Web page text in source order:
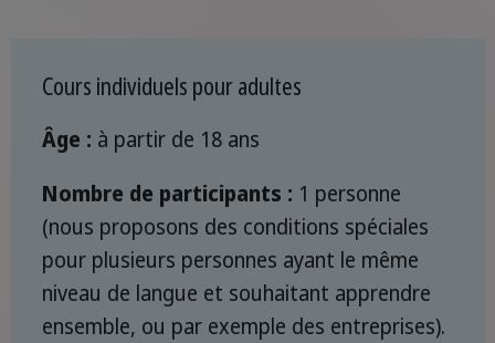
Cours individuels pour adultes
Âge : à partir de 18 ans
Nombre de participants : 1 personne
(nous proposons des conditions spéciales
pour plusieurs personnes ayant le même
niveau de langue et souhaitant apprendre
ensemble, ou par exemple des entreprises).